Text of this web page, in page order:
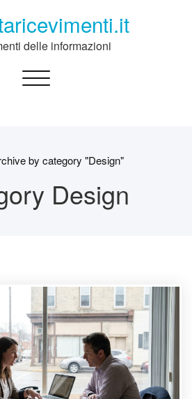
delle informazioni
Toggle
by category "Design"
Design